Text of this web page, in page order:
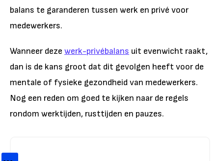
balans te garanderen tussen werk en privé voor
medewerkers.
Wanneer deze werk-privébalans uit evenwicht raakt,
dan is de kans groot dat dit gevolgen heeft voor de
mentale of fysieke gezondheid van medewerkers.
Nog een reden om goed te kijken naar de regels
rondom werktijden, rusttijden en pauzes.